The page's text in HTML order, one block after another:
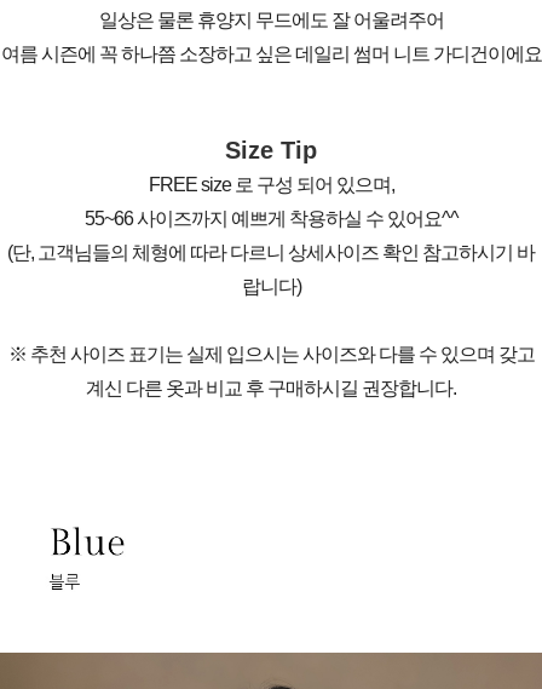
일상은 물론 휴양지 무드에도 잘 어울려주어
여름 시즌에 꼭 하나쯤 소장하고 싶은 데일리 썸머 니트 가디건이에요
Size Tip
FREE size 로 구성 되어 있으며,
55~66 사이즈까지 예쁘게 착용하실 수 있어요^^
(단, 고객님들의 체형에 따라 다르니 상세사이즈 확인 참고하시기 바
랍니다)
※ 추천 사이즈 표기는 실제 입으시는 사이즈와 다를 수 있으며 갖고
계신 다른 옷과 비교 후 구매하시길 권장합니다.